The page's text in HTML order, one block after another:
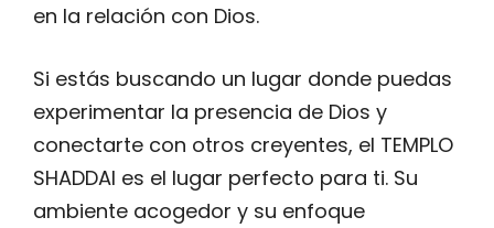
en la relación con Dios.
Si estás buscando un lugar donde puedas
experimentar la presencia de Dios y
conectarte con otros creyentes, el TEMPLO
SHADDAI es el lugar perfecto para ti. Su
ambiente acogedor y su enfoque